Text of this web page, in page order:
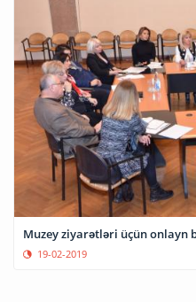
Muzey ziyarətləri üçün onlayn
19-02-2019